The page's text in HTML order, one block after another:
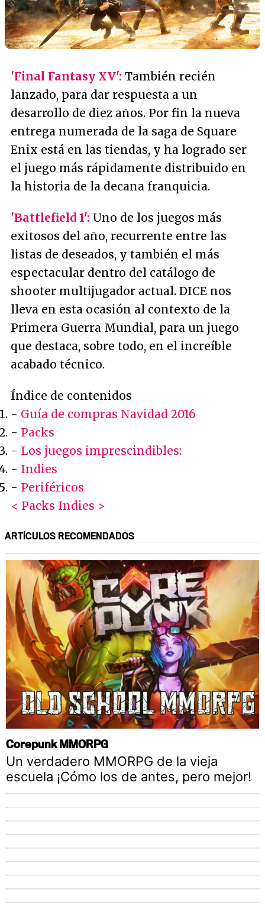
'Final Fantasy XV': También recién
lanzado, para dar respuesta a un
desarrollo de diez años. Por fin la nueva
entrega numerada de la saga de Square
Enix está en las tiendas, y ha logrado ser
el juego más rápidamente distribuido en
la historia de la decana franquicia.
'Battlefield 1': Uno de los juegos más
exitosos del año, recurrente entre las
listas de deseados, y también el más
espectacular dentro del catálogo de
shooter multijugador actual. DICE nos
lleva en esta ocasión al contexto de la
Primera Guerra Mundial, para un juego
que destaca, sobre todo, en el increíble
acabado técnico.
Índice de contenidos
- Guía de compras Navidad 2016
- Packs
- Los juegos imprescindibles:
- Indies
- Periféricos
< Packs Indies >
ARTÍCULOS RECOMENDADOS
Corepunk MMORPG
Un verdadero MMORPG de la vieja
escuela ¡Cómo los de antes, pero mejor!